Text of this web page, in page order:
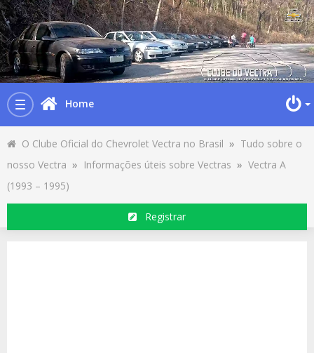
Toggle
navigation
Home
O Clube Oficial do Chevrolet Vectra no Brasil » Tudo sobre o
nosso Vectra » Informações úteis sobre Vectras » Vectra A
(1993 – 1995)
Registrar